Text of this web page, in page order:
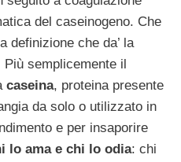
del caseinogeno. Che
definizione che da’ la
semplicemente il
caseina, proteina presente
da solo o utilizzato in
e per insaporire
lo ama e chi lo odia: chi